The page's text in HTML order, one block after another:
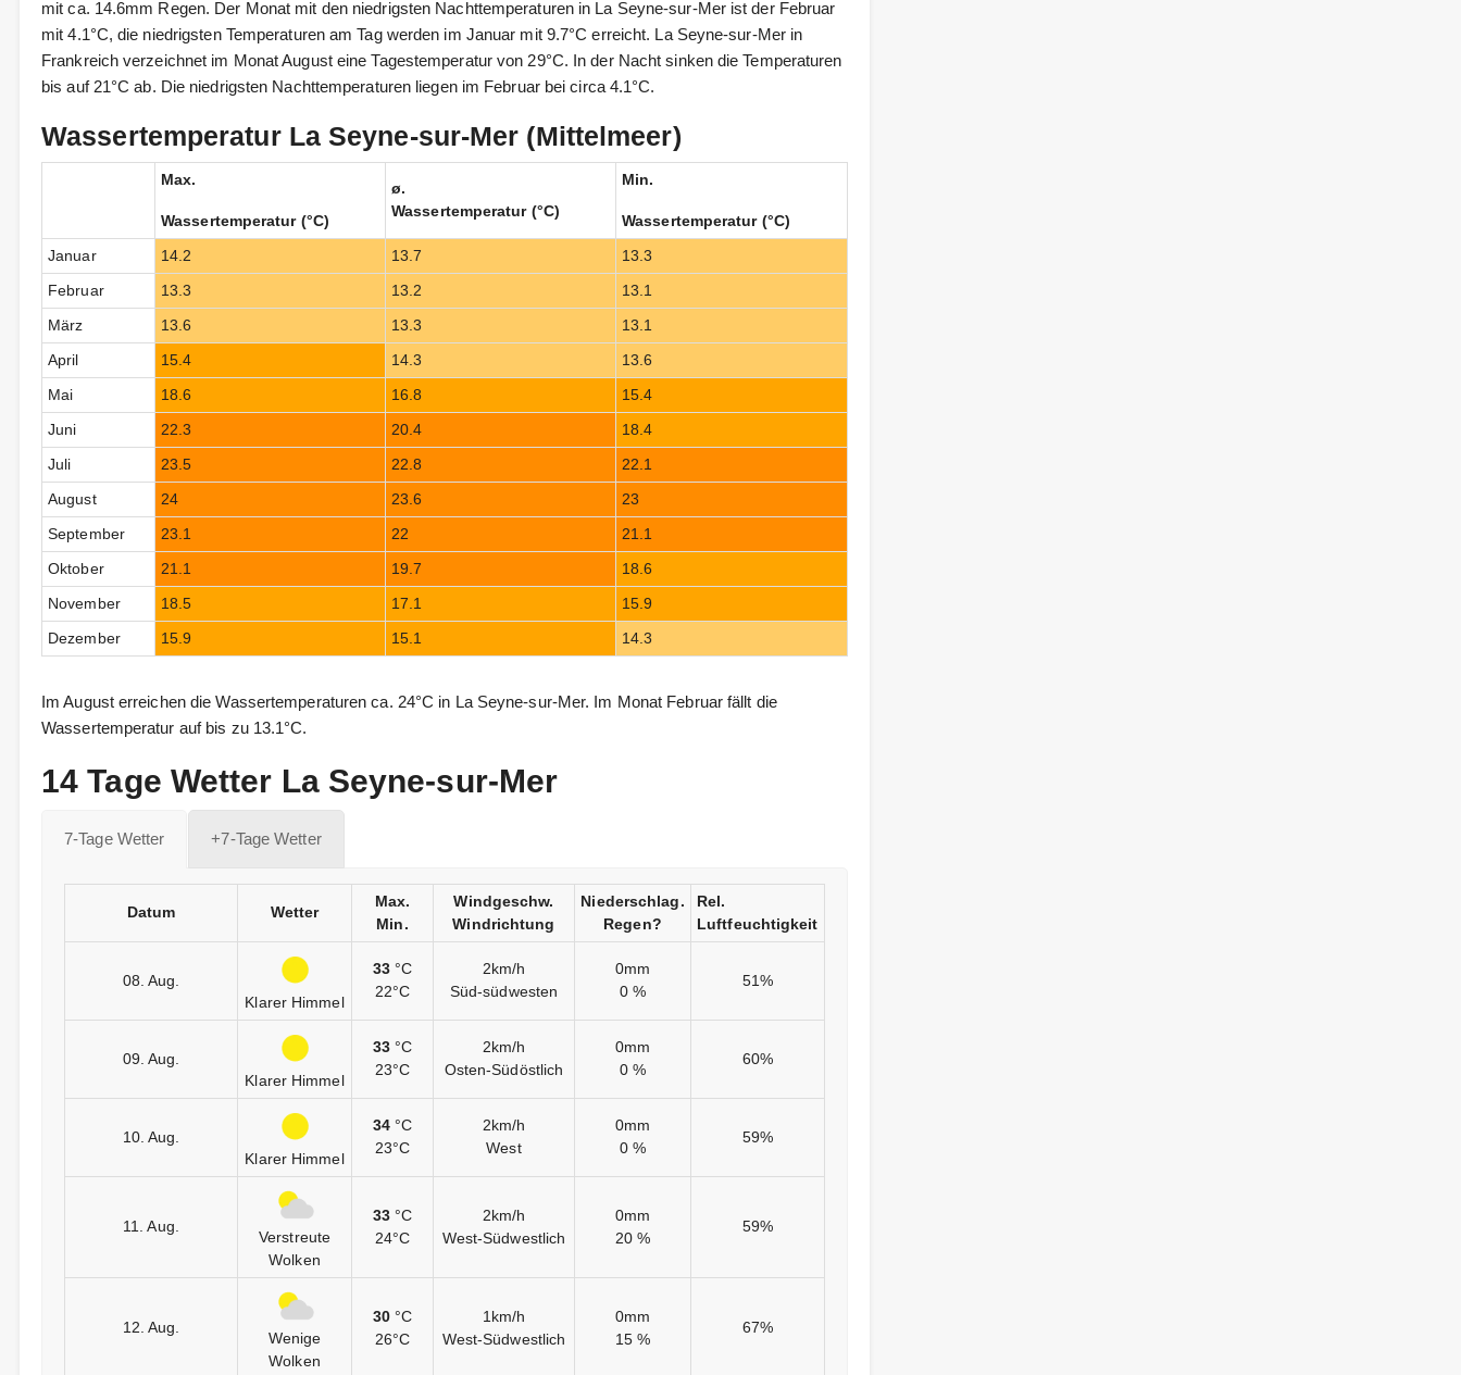
mit ca. 14.6mm Regen. Der Monat mit den niedrigsten Nachttemperaturen in La Seyne-sur-Mer ist der Februar
mit 4.1°C, die niedrigsten Temperaturen am Tag werden im Januar mit 9.7°C erreicht. La Seyne-sur-Mer in
Frankreich verzeichnet im Monat August eine Tagestemperatur von 29°C. In der Nacht sinken die Temperaturen
bis auf 21°C ab. Die niedrigsten Nachttemperaturen liegen im Februar bei circa 4.1°C.
Wassertemperatur La Seyne-sur-Mer (Mittelmeer)
Max.
Wassertemperatur (°C)
ø.
Wassertemperatur (°C)
Min.
Wassertemperatur (°C)
Januar 14.2 13.7 13.3
Februar 13.3 13.2 13.1
März 13.6 13.3 13.1
April 15.4 14.3 13.6
Mai 18.6 16.8 15.4
Juni 22.3 20.4 18.4
Juli 23.5 22.8 22.1
August 24 23.6 23
September 23.1 22 21.1
Oktober 21.1 19.7 18.6
November 18.5 17.1 15.9
Dezember 15.9 15.1 14.3
Im August erreichen die Wassertemperaturen ca. 24°C in La Seyne-sur-Mer. Im Monat Februar fällt die
Wassertemperatur auf bis zu 13.1°C.
14 Tage Wetter La Seyne-sur-Mer
7-Tage Wetter +7-Tage Wetter
Datum Wetter
Max.
Min.
Windgeschw.
Windrichtung
Niederschlag.
Regen?
Rel.
Luftfeuchtigkeit
08. Aug.
Klarer Himmel
33 °C
22°C
2km/h
Süd-südwesten
0mm
0 %
51%
09. Aug.
Klarer Himmel
33 °C
23°C
2km/h
Osten-Südöstlich
0mm
0 %
60%
10. Aug.
Klarer Himmel
34 °C
23°C
2km/h
West
0mm
0 %
59%
11. Aug.
Verstreute
Wolken
33 °C
24°C
2km/h
West-Südwestlich
0mm
20 %
59%
12. Aug.
Wenige
Wolken
30 °C
26°C
1km/h
West-Südwestlich
0mm
15 %
67%